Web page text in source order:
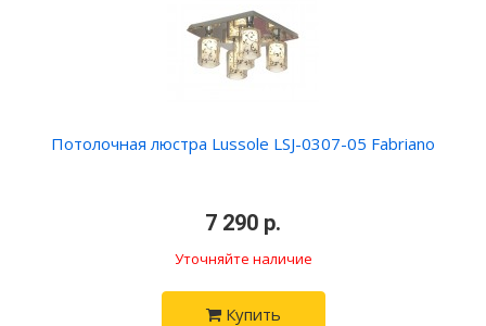
Потолочная люстра Lussole LSJ-0307-05 Fabriano
7 290 р.
Уточняйте наличие
Купить